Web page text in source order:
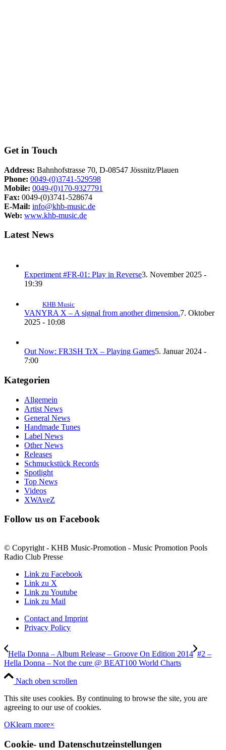
Get in Touch
Address: Bahnhofstrasse 70, D-08547 Jössnitz/Plauen
Phone: 0049-(0)3741-529598
Mobile: 0049-(0)170-9327791
Fax: 0049-(0)3741-528674
E-Mail: info@khb-music.de
Web: www.khb-music.de
Latest News
Experiment #FR-01: Play in Reverse3. November 2025 -
19:39
KHB Music
VANYRA X – A signal from another dimension.7. Oktober
2025 - 10:08
Out Now: FR3SH TrX – Playing Games5. Januar 2024 -
7:00
Kategorien
Allgemein
Artist News
General News
Handmade Tunes
Label News
Other News
Releases
Schmuckstück Records
Spotlight
Top News
Videos
XWAveZ
Follow us on Facebook
© Copyright - KHB Music-Promotion - Music Promotion Pools
Radio Club Presse
Link zu Facebook
Link zu X
Link zu Youtube
Link zu Mail
Contact and Imprint
Privacy Policy
Hella Donna – Album Release – Groove On Edition 2014 #2 –
Hella Donna – Not the cure @ BEAT100 World Charts
Nach oben scrollen
This site uses cookies. By continuing to browse the site, you are
agreeing to our use of cookies.
OKlearn more×
Cookie- und Datenschutzeinstellungen